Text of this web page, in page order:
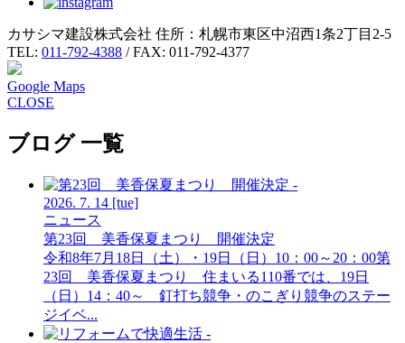
カサシマ建設株式会社 住所：札幌市東区中沼西1条2丁目2-5
TEL: 011-792-4388 / FAX: 011-792-4377
Google Maps
CLOSE
ブログ 一覧
2026. 7. 14 [tue]
ニュース
第23回 美香保夏まつり 開催決定
令和8年7月18日（土）・19日（日）10：00～20：00第
23回 美香保夏まつり 住まいる110番では、19日
（日）14：40～ 釘打ち競争・のこぎり競争のステー
ジイベ...